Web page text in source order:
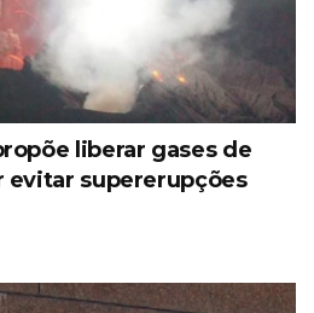
liberar gases de
evitar supererupções